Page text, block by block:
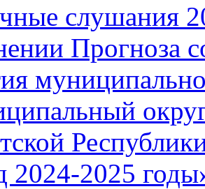
слушания
Прогноза
2024-2025